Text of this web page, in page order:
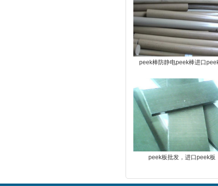
peek棒防静电peek棒进口
peek板批发，进口peek板